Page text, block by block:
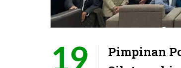
19
Pimpinan